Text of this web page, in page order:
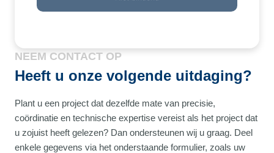
NEEM CONTACT OP
Heeft u onze volgende uitdaging?
Plant u een project dat dezelfde mate van precisie,
coördinatie en technische expertise vereist als het project dat
u zojuist heeft gelezen? Dan ondersteunen wij u graag. Deel
enkele gegevens via het onderstaande formulier, zoals uw